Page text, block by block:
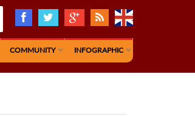
COMMUNITY INFOGRAPHIC